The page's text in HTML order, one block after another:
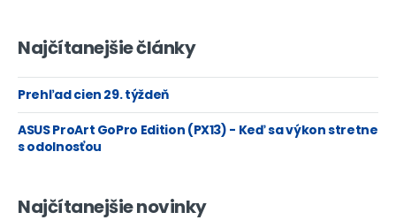
Najčítanejšie články
Prehľad cien 29. týždeň
ASUS ProArt GoPro Edition (PX13) - Keď sa výkon stretne
s odolnosťou
Najčítanejšie novinky